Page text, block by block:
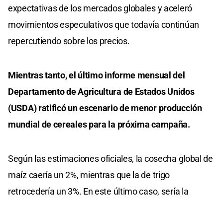
expectativas de los mercados globales y aceleró
movimientos especulativos que todavía continúan
repercutiendo sobre los precios.
Mientras tanto, el último informe mensual del
Departamento de Agricultura de Estados Unidos
(USDA) ratificó un escenario de menor producción
mundial de cereales para la próxima campaña.
Según las estimaciones oficiales, la cosecha global de
maíz caería un 2%, mientras que la de trigo
retrocedería un 3%. En este último caso, sería la